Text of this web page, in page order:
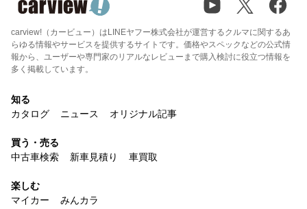
carview!（カービュー）はLINEヤフー株式会社が運営するクルマに関するあ
らゆる情報やサービスを提供するサイトです。価格やスペックなどの公式情
報から、ユーザーや専門家のリアルなレビューまで購入検討に役立つ情報を
多く掲載しています。
知る
カタログ
ニュース オリジナル記事
買う・売る
中古車検索
新車見積り 車買取
楽しむ
マイカー
みんカラ